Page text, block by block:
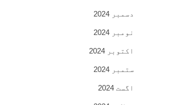
دسمبر 2024
نومبر 2024
اکتوبر 2024
ستمبر 2024
اگست 2024